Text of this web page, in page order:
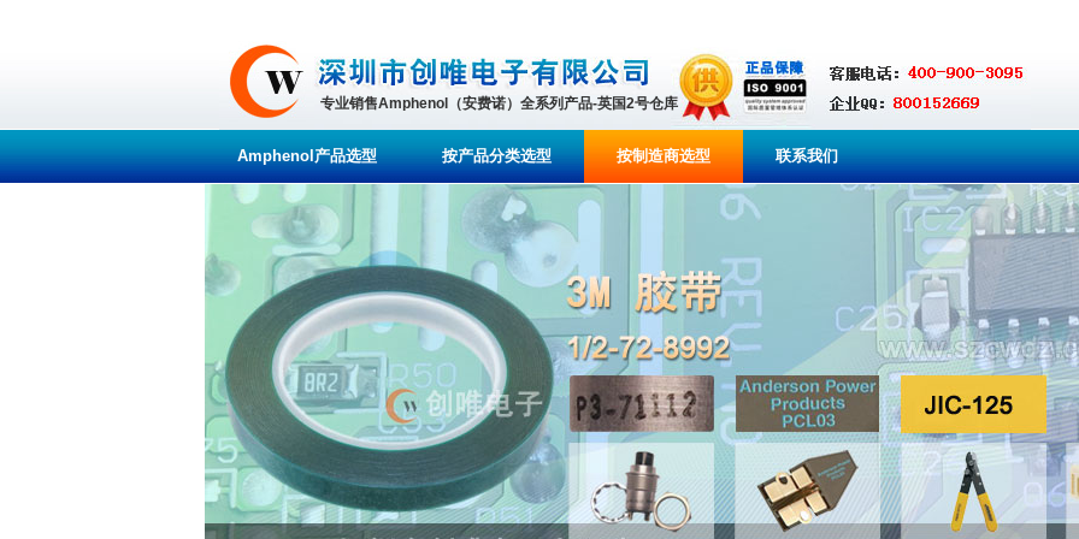
专业销售Amphenol（安费诺）全系列产品-英国2号仓库
Amphenol产品选型 按产品分类选型 按制造商选型 联系我们